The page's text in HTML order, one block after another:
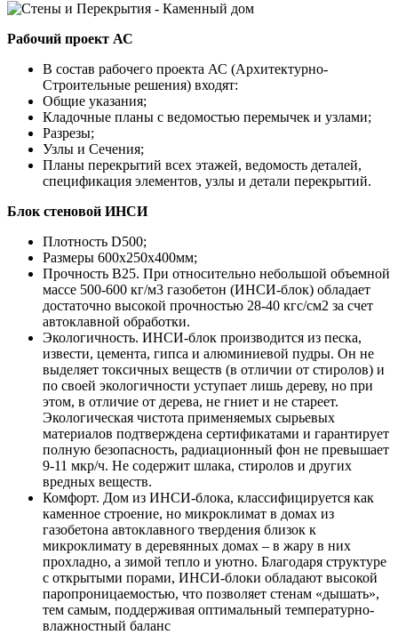
Рабочий проект АС
В состав рабочего проекта АС (Архитектурно-
Строительные решения) входят:
Общие указания;
Кладочные планы с ведомостью перемычек и узлами;
Разрезы;
Узлы и Сечения;
Планы перекрытий всех этажей, ведомость деталей,
спецификация элементов, узлы и детали перекрытий.
Блок стеновой ИНСИ
Плотность D500;
Размеры 600х250х400мм;
Прочность B25. При относительно небольшой объемной
массе 500-600 кг/м3 газобетон (ИНСИ-блок) обладает
достаточно высокой прочностью 28-40 кгс/см2 за счет
автоклавной обработки.
Экологичность. ИНСИ-блок производится из песка,
извести, цемента, гипса и алюминиевой пудры. Он не
выделяет токсичных веществ (в отличии от стиролов) и
по своей экологичности уступает лишь дереву, но при
этом, в отличие от дерева, не гниет и не стареет.
Экологическая чистота применяемых сырьевых
материалов подтверждена сертификатами и гарантирует
полную безопасность, радиационный фон не превышает
9-11 мкр/ч. Не содержит шлака, стиролов и других
вредных веществ.
Комфорт. Дом из ИНСИ-блока, классифицируется как
каменное строение, но микроклимат в домах из
газобетона автоклавного твердения близок к
микроклимату в деревянных домах – в жару в них
прохладно, а зимой тепло и уютно. Благодаря структуре
с открытыми порами, ИНСИ-блоки обладают высокой
паропроницаемостью, что позволяет стенам «дышать»,
тем самым, поддерживая оптимальный температурно-
влажностный баланс